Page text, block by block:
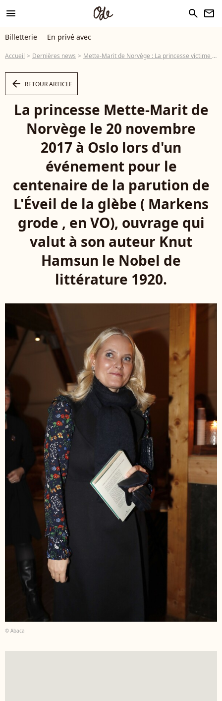
menu search newsletter
Billetterie En privé avec
Accueil Dernières news Mette-Marit de Norvège : La princesse victime de la "maladie des cristaux"
arrow_left RETOUR ARTICLE
La princesse Mette-Marit de
Norvège le 20 novembre
2017 à Oslo lors d'un
événement pour le
centenaire de la parution de
L'Éveil de la glèbe ( Markens
grode , en VO), ouvrage qui
valut à son auteur Knut
Hamsun le Nobel de
littérature 1920.
© Abaca